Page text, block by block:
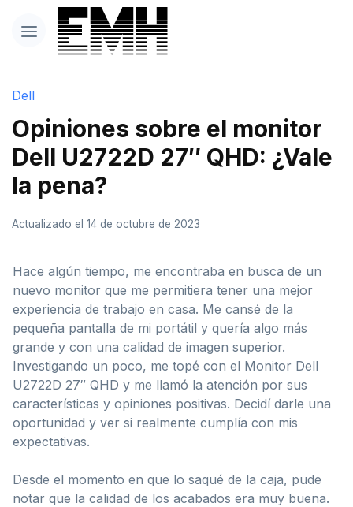
Dell
Opiniones sobre el monitor
Dell U2722D 27″ QHD: ¿Vale
la pena?
Actualizado el 14 de octubre de 2023
Hace algún tiempo, me encontraba en busca de un
nuevo monitor que me permitiera tener una mejor
experiencia de trabajo en casa. Me cansé de la
pequeña pantalla de mi portátil y quería algo más
grande y con una calidad de imagen superior.
Investigando un poco, me topé con el Monitor Dell
U2722D 27″ QHD y me llamó la atención por sus
características y opiniones positivas. Decidí darle una
oportunidad y ver si realmente cumplía con mis
expectativas.
Desde el momento en que lo saqué de la caja, pude
notar que la calidad de los acabados era muy buena.